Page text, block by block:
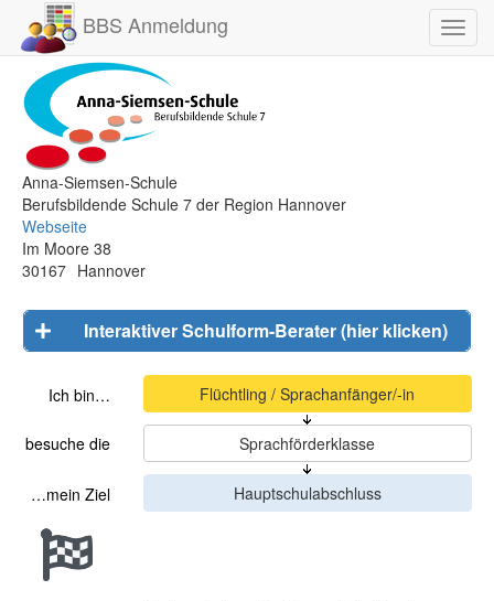
BBS Anmeldung
Anna-Siemsen-Schule
Berufsbildende Schule 7 der Region Hannover
Webseite
Im Moore 38
30167 Hannover
Interaktiver Schulform-Berater (hier klicken)
Ich bin…
besuche die
…mein Ziel